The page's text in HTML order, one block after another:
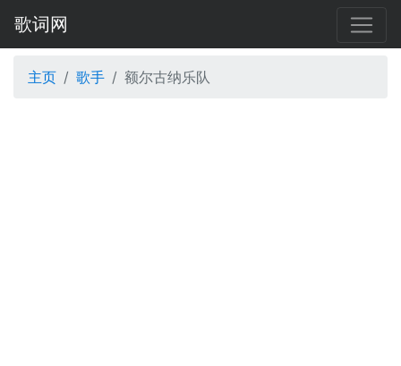
歌词网
主页 歌手 额尔古纳乐队